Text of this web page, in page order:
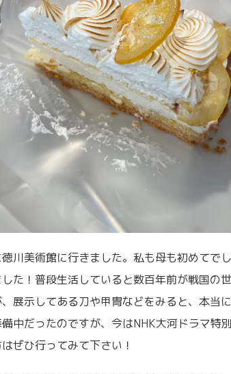
川美術館に行きました。私も母も初めてで
した！普段生活していると数百年前が戦国の
展示してある刀や甲冑などをみると、本当
中だったのですが、今はNHK大河ドラマ特
ぜひ行ってみて下さい！